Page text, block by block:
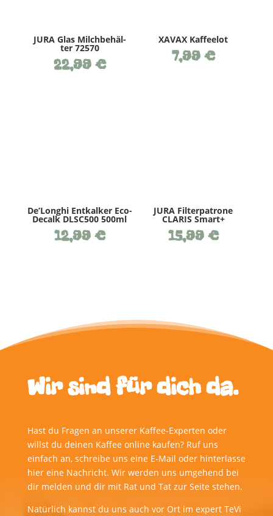
JURA Glas Milch­be­häl­
ter 72570
22,99€
XAVAX Kaf­fee­lot
7,99€
De’­Longhi Ent­kal­ker Eco­
De­calk DLSC500 500ml
12,99€
JURA Fil­ter­pa­tro­ne
CLARIS Smart+
15,99€
Wir sind für dich da.
Hast du Fragen an unserer Kaffee-Experten oder
willst du deinen Kaffee online kaufen? Ruf uns
einfach an, schreibe uns eine E-Mail oder hinterlasse
hier eine Nachricht. Wir werden uns umgehend bei
dir melden und dir mit Rat und Tat zur Seite stehen.
Natürlich kannst du uns auch vor Ort im expert TeVi